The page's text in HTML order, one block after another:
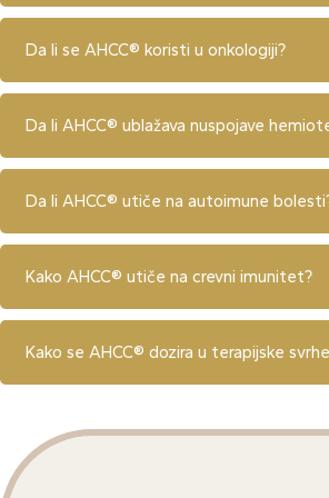
Da li se AHCC® koristi u onkologiji?
Da li AHCC® ublažava nuspojave
Da li AHCC® utiče na autoimune
Kako AHCC® utiče na crevni imunitet?
Kako se AHCC® dozira u terapijske